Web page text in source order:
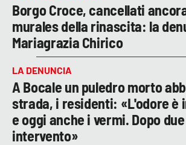
Borgo Croce, cancellati
murales della rinascita: la
Mariagrazia Chirico
LA DENUNCIA
A Bocale un puledro morto
strada, i residenti: «L'odore è
e oggi anche i vermi. Dopo
intervento»